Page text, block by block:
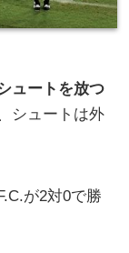
ュートを放つ
シュートは外
が2対0で勝